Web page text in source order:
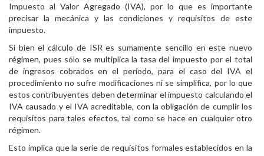
Impuesto al Valor Agregado (IVA), por lo que es importante
precisar la mecánica y las condiciones y requisitos de este
impuesto.
Si bien el cálculo de ISR es sumamente sencillo en este nuevo
régimen, pues sólo se multiplica la tasa del impuesto por el total
de ingresos cobrados en el período, para el caso del IVA el
procedimiento no sufre modificaciones ni se simplifica, por lo que
estos contribuyentes deben determinar el impuesto calculando el
IVA causado y el IVA acreditable, con la obligación de cumplir los
requisitos para tales efectos, tal como se hace en cualquier otro
régimen.
Esto implica que la serie de requisitos formales establecidos en la